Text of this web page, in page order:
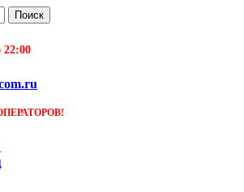
содержанию
22:00
заполните форму. В течение
с Вами свяжется Наш менеджер
заказа а также время доставки